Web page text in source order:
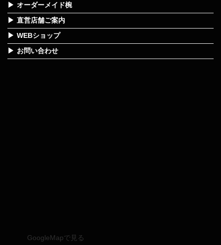
オーダーメイド椀
直営店舗ご案内
WEBショップ
お問い合わせ
GoogleMapで見る